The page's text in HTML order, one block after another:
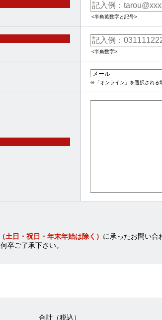
<半角英数字と記号>
<半角数字>
※「オンライン」を選択される
土日・祝日・年末年始は除く） に承ったお問い合
卒ご了承下さい。
合計（税込）